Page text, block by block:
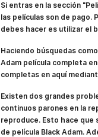
Si entras en la sección
las películas son de pago.
debes hacer es utilizar el
Haciendo búsquedas
Adam película completa
completas en aquí
Existen dos grandes
continuos parones en la
reproduce. Esto hace
de película Black Adam.